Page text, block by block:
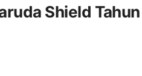
Shield Tahun